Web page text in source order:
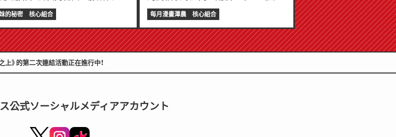
冬樹精美插畫特別版遊戲墊！
日發售！
的秘密 核心組合
Comic Zenon》2026年9月刊將於
每月漫畫澤農 核心組合
上》的第二次連結活動正在進行中！
公式ソーシャルメディアアカウント